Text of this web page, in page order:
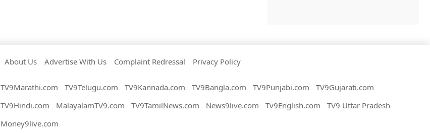
About Us Advertise With Us Complaint Redressal Privacy Policy
TV9Marathi.com TV9Telugu.com TV9Kannada.com TV9Bangla.com TV9Punjabi.com
TV9Gujarati.com
TV9Hindi.com
MalayalamTV9.com TV9TamilNews.com News9live.com Tv9English.com
TV9 Uttar Pradesh
Money9live.com